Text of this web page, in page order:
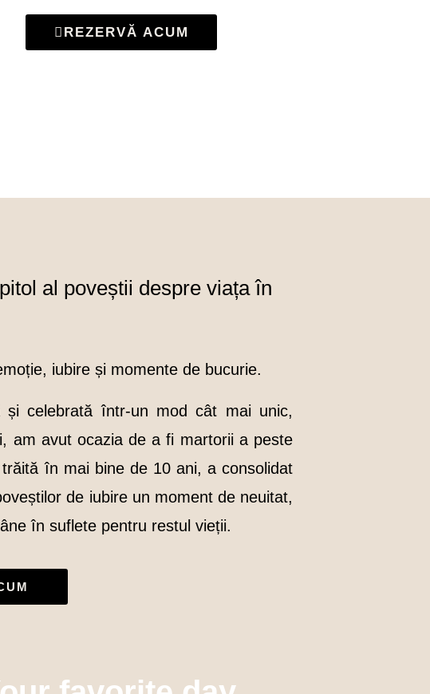
REZERVĂ ACUM
al poveștii despre viața în
iubire și momente de bucurie.
celebrată într-un mod cât mai unic,
am avut ocazia de a fi martorii a peste
în mai bine de 10 ani, a consolidat
de iubire un moment de neuitat,
în suflete pentru restul vieții.